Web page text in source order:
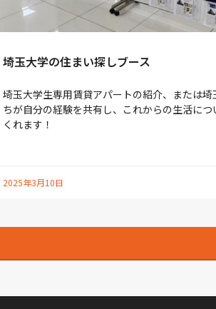
埼玉大学の住まい探しブース
埼玉大学生専用賃貸アパートの紹介、または
ちが自分の経験を共有し、これからの生活に
くれます！
2025年3月10日